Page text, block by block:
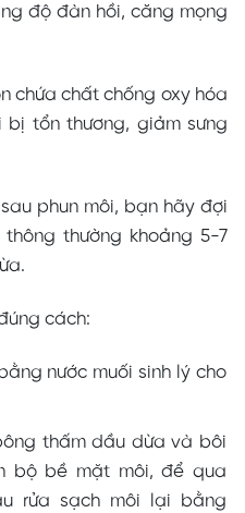
độ đàn hồi, căng mọng
chứa chất chống oxy hóa
tổn thương, giảm sưng
phun môi, bạn hãy đợi
thường khoảng 5-7
cách:
nước muối sinh lý cho
thấm dầu dừa và bôi
bộ bề mặt môi, để qua
rửa sạch môi lại bằng